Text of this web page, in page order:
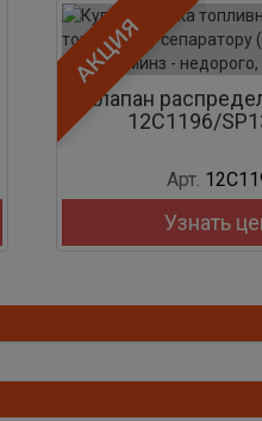
АКЦИЯ
Клапан
12C1196/
Арт.
Узнать